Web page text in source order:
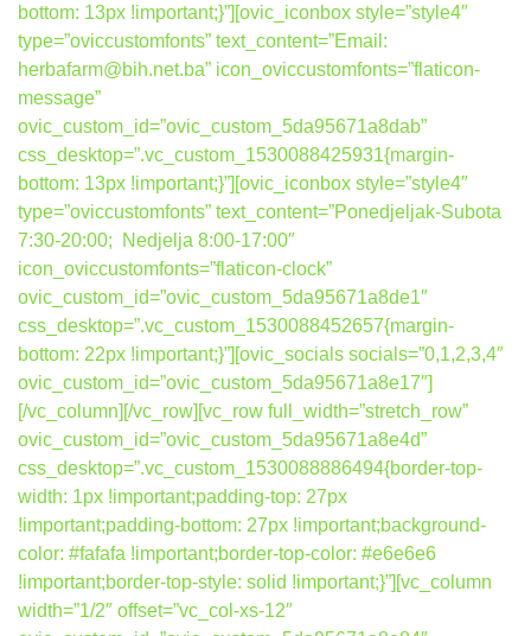
bottom: 13px !important;}”][ovic_iconbox style=”style4″
type=”oviccustomfonts” text_content=”Email:
herbafarm@bih.net.ba” icon_oviccustomfonts=”flaticon-
message”
ovic_custom_id=”ovic_custom_5da95671a8dab”
css_desktop=”.vc_custom_1530088425931{margin-
bottom: 13px !important;}”][ovic_iconbox style=”style4″
type=”oviccustomfonts” text_content=”Ponedjeljak-Subota
7:30-20:00; Nedjelja 8:00-17:00″
icon_oviccustomfonts=”flaticon-clock”
ovic_custom_id=”ovic_custom_5da95671a8de1″
css_desktop=”.vc_custom_1530088452657{margin-
bottom: 22px !important;}”][ovic_socials socials=”0,1,2,3,4″
ovic_custom_id=”ovic_custom_5da95671a8e17″]
[/vc_column][/vc_row][vc_row full_width=”stretch_row”
ovic_custom_id=”ovic_custom_5da95671a8e4d”
css_desktop=”.vc_custom_1530088886494{border-top-
width: 1px !important;padding-top: 27px
!important;padding-bottom: 27px !important;background-
color: #fafafa !important;border-top-color: #e6e6e6
!important;border-top-style: solid !important;}”][vc_column
width=”1/2″ offset=”vc_col-xs-12″